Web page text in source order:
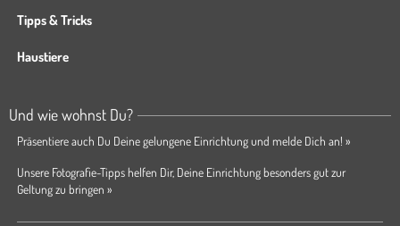
Tipps & Tricks
Haustiere
Und wie wohnst Du?
Präsentiere auch Du Deine gelungene Einrichtung und melde Dich an! »
Unsere Fotografie-Tipps helfen Dir, Deine Einrichtung besonders gut zur
Geltung zu bringen »